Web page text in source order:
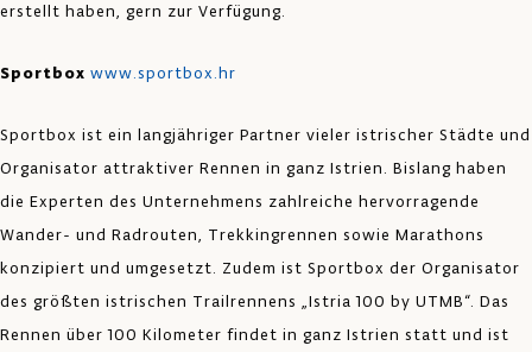
erstellt haben, gern zur Verfügung.
Sportbox www.sportbox.hr
Sportbox ist ein langjähriger Partner vieler istrischer Städte und
Organisator attraktiver Rennen in ganz Istrien. Bislang haben
die Experten des Unternehmens zahlreiche hervorragende
Wander- und Radrouten, Trekkingrennen sowie Marathons
konzipiert und umgesetzt. Zudem ist Sportbox der Organisator
des größten istrischen Trailrennens „Istria 100 by UTMB“. Das
Rennen über 100 Kilometer findet in ganz Istrien statt und ist